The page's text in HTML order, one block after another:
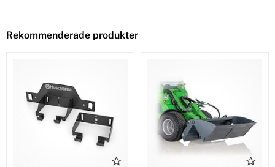
Rekommenderade produkter